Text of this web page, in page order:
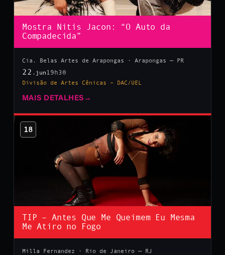
Mostra Nitis Jacon: “O Auto da
Compadecida”
Cia. Belas Artes de Arapongas · Arapongas — PR
22 .jun 19h30
Divisão de Artes Cênicas – DAC/UEL
MAIS DETALHES →
18
TIP – Antes Que Me Queimem Eu Mesma
Me Atiro no Fogo
Milla Fernandez · Rio de Janeiro — RJ